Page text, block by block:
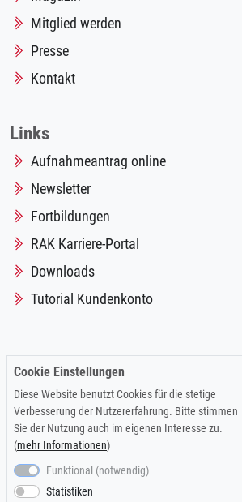
Mitglied werden
Presse
Kontakt
Links
Aufnahmeantrag online
Newsletter
Fortbildungen
RAK Karriere-Portal
Downloads
Tutorial Kundenkonto
Impressum |Datenschutzerklärung
Cookie Einstellungen
Diese Website benutzt Cookies für die stetige
Verbesserung der Nutzererfahrung. Bitte stimmen
Sie der Nutzung auch im eigenen Interesse zu.
(mehr Informationen)
Funktional (notwendig)
Statistiken